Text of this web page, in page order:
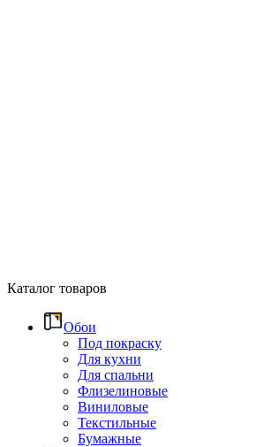
Каталог товаров
Обои
Под покраску
Для кухни
Для спальни
Флизелиновые
Виниловые
Текстильные
Бумажные